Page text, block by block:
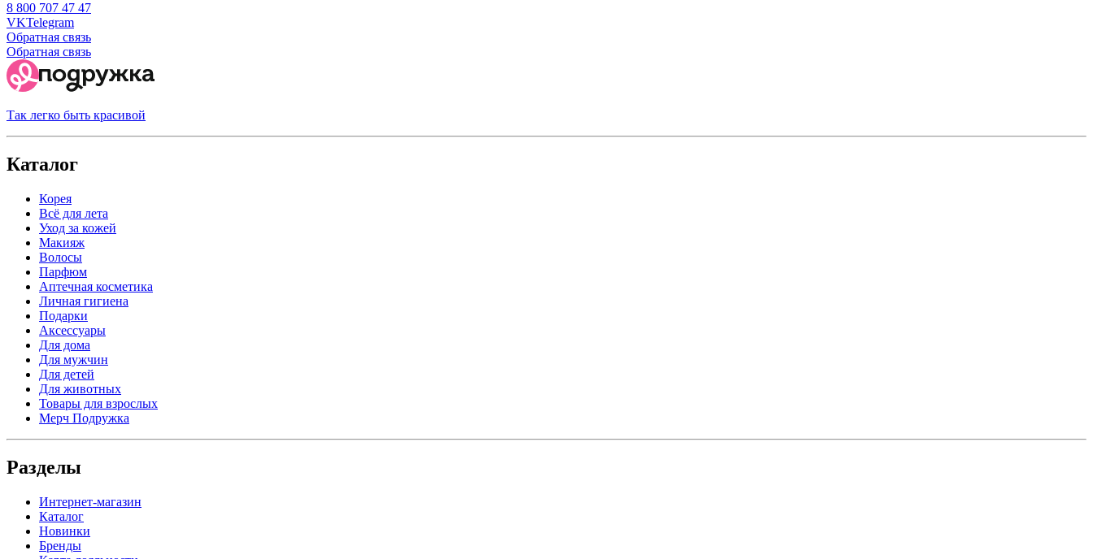
8 800 707 47 47
VKTelegram
Обратная связь
Обратная связь
Так легко быть красивой
Каталог
Корея
Всё для лета
Уход за кожей
Макияж
Волосы
Парфюм
Аптечная косметика
Личная гигиена
Подарки
Аксессуары
Для дома
Для мужчин
Для детей
Для животных
Товары для взрослых
Мерч Подружка
Разделы
Интернет-магазин
Каталог
Новинки
Бренды